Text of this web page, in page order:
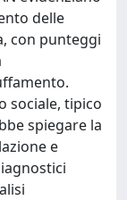
delle
con punteggi
sociale, tipico
spiegare la
e